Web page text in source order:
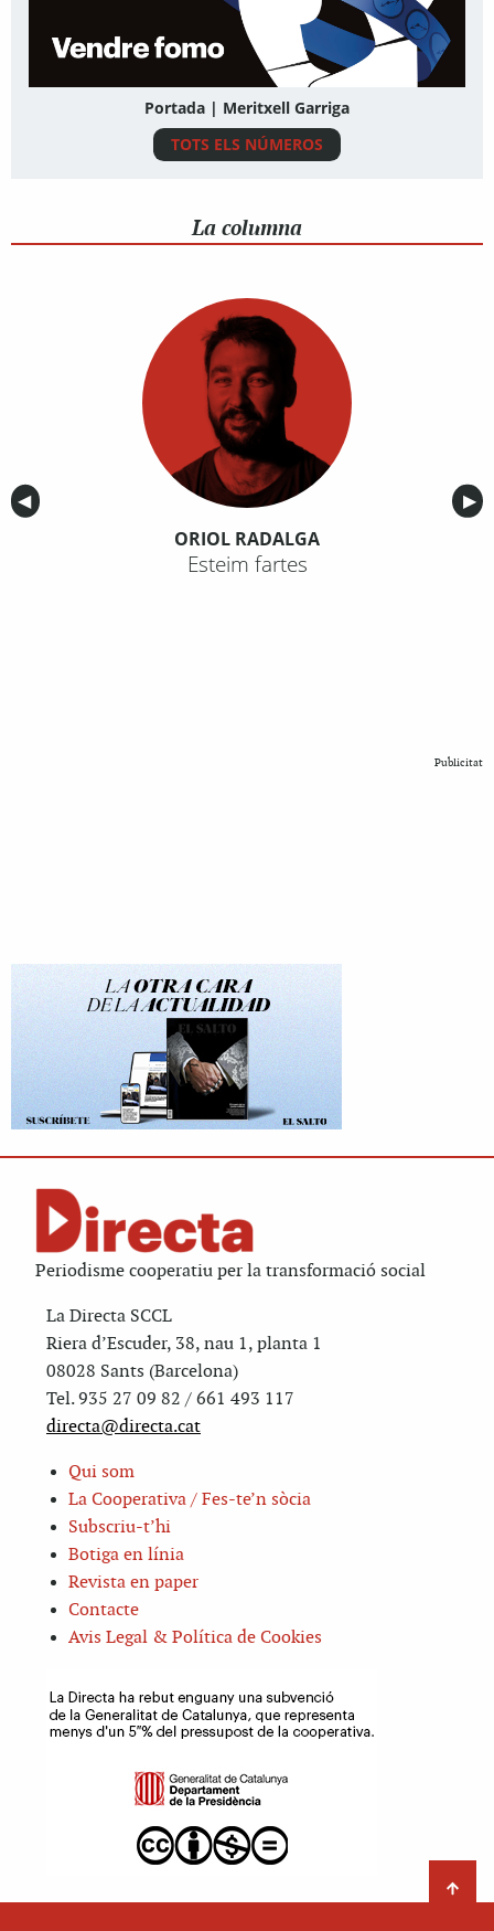
Portada | Meritxell Garriga
TOTS ELS NÚMEROS
La columna
Anterior
◀︎ ▶︎
ORIOL RADALGA
Esteim fartes
Publicitat
Periodisme cooperatiu per la transformació social
La Directa SCCL
Riera d’Escuder, 38, nau 1, planta 1
08028 Sants (Barcelona)
Tel. 935 27 09 82 / 661 493 117
directa@directa.cat
Qui som
La Cooperativa / Fes-te’n sòcia
Subscriu-t’hi
Botiga en línia
Revista en paper
Contacte
Avis Legal & Política de Cookies